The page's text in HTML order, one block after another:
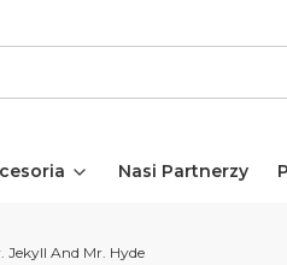
Nasi Partnerzy
Jekyll And Mr. Hyde